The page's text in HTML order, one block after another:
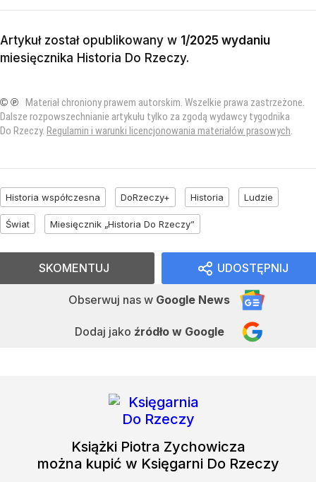
Artykuł został opublikowany w 1/2025 wydaniu
miesięcznika Historia Do Rzeczy.
© ℗ Materiał chroniony prawem autorskim. Wszelkie prawa zastrzeżone.
Dalsze rozpowszechnianie artykułu tylko za zgodą wydawcy tygodnika
Do Rzeczy. Regulamin i warunki licencjonowania materiałów prasowych
Historia współczesna DoRzeczy+ Historia Ludzie
Świat Miesięcznik „Historia Do Rzeczy”
UDOSTĘPNIJ
Obserwuj nas w Google News
Dodaj jako źródło w Google
SKOMENTUJ
Książki Piotra Zychowicza
można kupić w Księgarni Do Rzeczy